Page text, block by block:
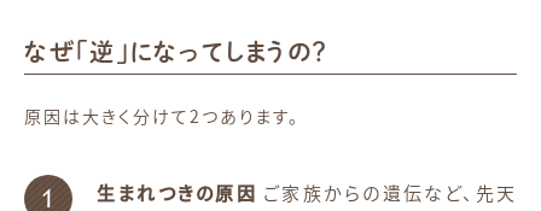
なぜ「逆」になってしまうの？
原因は大きく分けて2つあります。
生まれつきの原因 ご家族からの遺伝など、先天